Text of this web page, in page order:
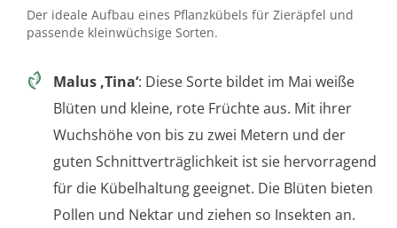
Der ideale Aufbau eines Pflanzkübels für Zieräpfel und
passende kleinwüchsige Sorten.
Malus ‚Tina‘: Diese Sorte bildet im Mai weiße
Blüten und kleine, rote Früchte aus. Mit ihrer
Wuchshöhe von bis zu zwei Metern und der
guten Schnittverträglichkeit ist sie hervorragend
für die Kübelhaltung geeignet. Die Blüten bieten
Pollen und Nektar und ziehen so Insekten an.